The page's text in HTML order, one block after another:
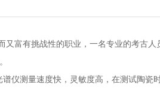
富有挑战性的职业，一名专业的考古人
测量速度快，灵敏度高，在测试陶瓷